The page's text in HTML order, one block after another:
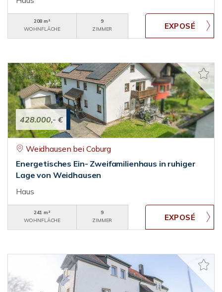
208 m²
WOHNFLÄCHE
9
ZIMMER
428.000,- €
Weidhausen bei Coburg
Energetisches Ein- Zweifamilienhaus in ruhiger
Lage von Weidhausen
Haus
241 m²
WOHNFLÄCHE
9
ZIMMER